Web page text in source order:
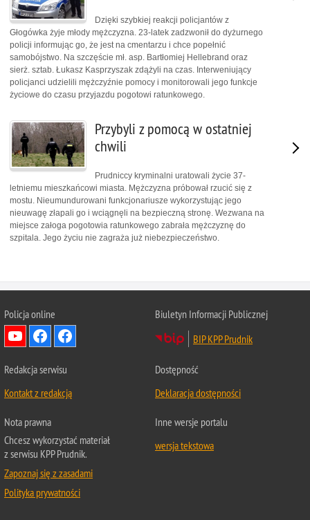
Dzięki szybkiej reakcji policjantów z
Głogówka żyje młody mężczyzna. 23-latek zadzwonił do dyżurnego
policji informując go, że jest na cmentarzu i chce popełnić
samobójstwo. Na szczęście mł. asp. Bartłomiej Hellebrand oraz
sierż. sztab. Łukasz Kasprzyszak zdążyli na czas. Interweniujący
policjanci udzielili mężczyźnie pomocy i monitorowali jego funkcje
życiowe do czasu przyjazdu pogotowi ratunkowego.
Przybyli z pomocą w ostatniej
chwili
Prudniccy kryminalni uratowali życie 37-
letniemu mieszkańcowi miasta. Mężczyzna próbował rzucić się z
mostu. Nieumundurowani funkcjonariusze wykorzystując jego
nieuwagę złapali go i wciągnęli na bezpieczną stronę. Wezwana na
miejsce załoga pogotowia ratunkowego zabrała mężczyznę do
szpitala. Jego życiu nie zagraża już niebezpieczeństwo.
Policja online
Biuletyn Informacji Publicznej
BIP KPP Prudnik
Redakcja serwisu
Kontakt z redakcją
Dostępność
Deklaracja dostępności
Nota prawna
Chcesz wykorzystać materiał
z serwisu KPP Prudnik.
Zapoznaj się z zasadami
Polityka prywatności
Inne wersje portalu
wersja tekstowa